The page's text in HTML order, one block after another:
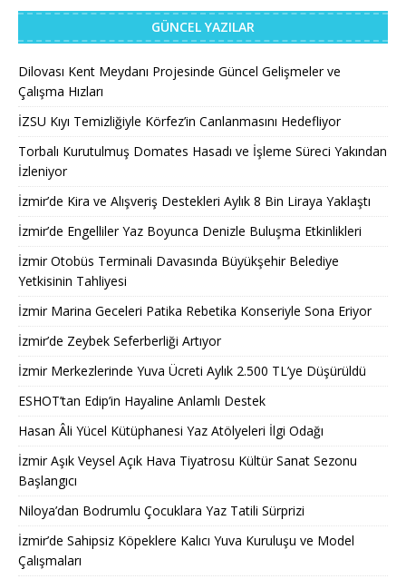
GÜNCEL YAZILAR
Dilovası Kent Meydanı Projesinde Güncel Gelişmeler ve
Çalışma Hızları
İZSU Kıyı Temizliğiyle Körfez’in Canlanmasını Hedefliyor
Torbalı Kurutulmuş Domates Hasadı ve İşleme Süreci Yakından
İzleniyor
İzmir’de Kira ve Alışveriş Destekleri Aylık 8 Bin Liraya Yaklaştı
İzmir’de Engelliler Yaz Boyunca Denizle Buluşma Etkinlikleri
İzmir Otobüs Terminali Davasında Büyükşehir Belediye
Yetkisinin Tahliyesi
İzmir Marina Geceleri Patika Rebetika Konseriyle Sona Eriyor
İzmir’de Zeybek Seferberliği Artıyor
İzmir Merkezlerinde Yuva Ücreti Aylık 2.500 TL’ye Düşürüldü
ESHOT’tan Edip’in Hayaline Anlamlı Destek
Hasan Âli Yücel Kütüphanesi Yaz Atölyeleri İlgi Odağı
İzmir Aşık Veysel Açık Hava Tiyatrosu Kültür Sanat Sezonu
Başlangıcı
Niloya’dan Bodrumlu Çocuklara Yaz Tatili Sürprizi
İzmir’de Sahipsiz Köpeklere Kalıcı Yuva Kuruluşu ve Model
Çalışmaları